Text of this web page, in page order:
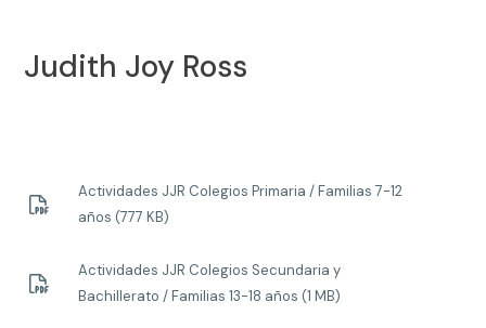
Judith Joy Ross
Actividades JJR Colegios Primaria / Familias 7-12
años (777 KB)
Actividades JJR Colegios Secundaria y
Bachillerato / Familias 13-18 años (1 MB)